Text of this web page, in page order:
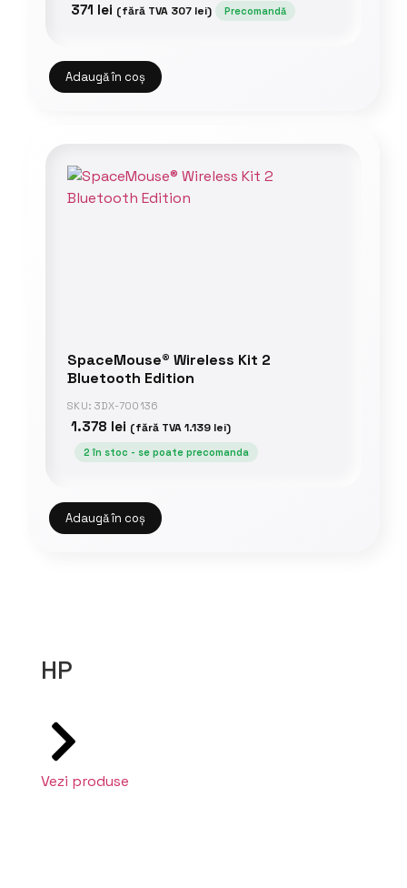
371 lei (fără TVA 307 lei) Precomandă
Adaugă în coș
SpaceMouse® Wireless Kit 2
Bluetooth Edition
SKU: 3DX-700136
1.378 lei (fără TVA1.139 lei)
2 în stoc - se poate precomanda
Adaugă în coș
HP
Vezi produse